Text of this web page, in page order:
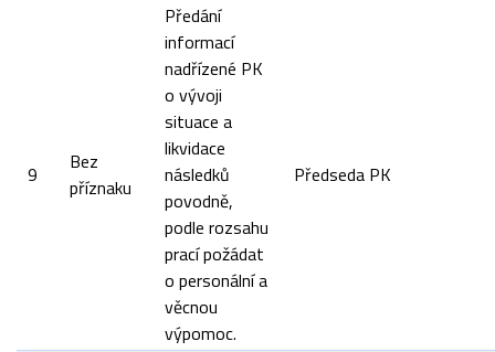
9
Bez
příznaku
Předání
informací
nadřízené PK
o vývoji
situace a
likvidace
následků
povodně,
podle rozsahu
prací požádat
o personální a
věcnou
výpomoc.
Předseda PK